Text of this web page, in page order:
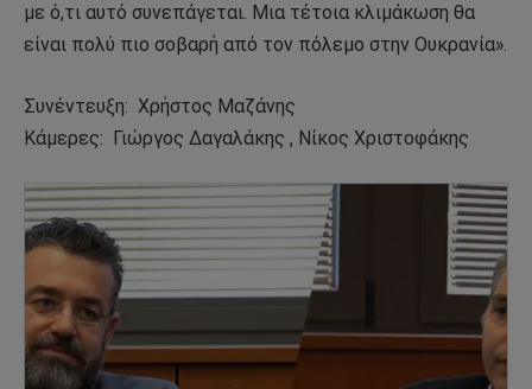
με ό,τι αυτό συνεπάγεται. Μια τέτοια κλιμάκωση θα
είναι πολύ πιο σοβαρή από τον πόλεμο στην Ουκρανία».
Συνέντευξη: Χρήστος Μαζάνης
Κάμερες: Γιώργος Δαγαλάκης , Νίκος Χριστοφάκης